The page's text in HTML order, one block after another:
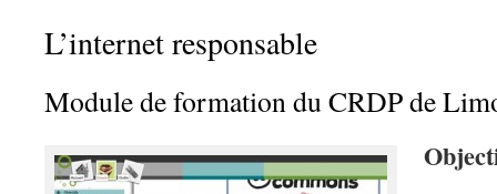
L’internet responsable
Module de formation du CRDP de